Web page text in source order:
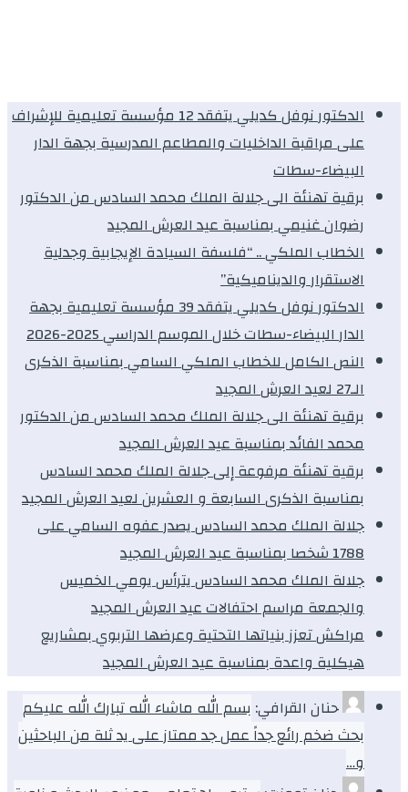
الدكتور نوفل كديلي يتفقد 12 مؤسسة تعليمية للإشراف
على مراقبة الداخليات والمطاعم المدرسية بجهة الدار
البيضاء-سطات
برقية تهنئة الى جلالة الملك محمد السادس من الدكتور
رضوان غنيمي بمناسبة عيد العرش المجيد
الخطاب الملكي .. “فلسفة السيادة الإيجابية وجدلية
الاستقرار والديناميكية”
الدكتور نوفل كديلي يتفقد 39 مؤسسة تعليمية بجهة
الدار البيضاء-سطات خلال الموسم الدراسي 2025-2026
النص الكامل للخطاب الملكي السامي بمناسبة الذكرى
الـ27 لعيد العرش المجيد
برقية تهنئة الى جلالة الملك محمد السادس من الدكتور
محمد الفائد بمناسبة عيد العرش المجيد
برقية تهنئة مرفوعة إلى جلالة الملك محمد السادس
بمناسبة الذكرى السابعة و العشرين لعيد العرش المجيد
جلالة الملك محمد السادس يصدر عفوه السامي على
1788 شخصا بمناسبة عيد العرش المجيد
جلالة الملك محمد السادس يترأس يومي الخميس
والجمعة مراسم احتفالات عيد العرش المجيد
مراكش تعزز بنياتها التحتية وعرضها التربوي بمشاريع
هيكلية واعدة بمناسبة عيد العرش المجيد
حنان القرافي: بسم الله ماشاء الله تبارك الله عليكم
بحث ضخم رائع جداً عمل جد ممتاز على يد ثلة من الباحثين
و…